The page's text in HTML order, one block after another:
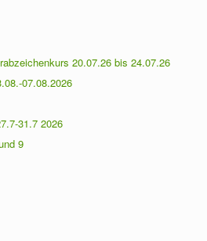
20.07.26 bis 24.07.26
07.08.2026
31.7 2026
9